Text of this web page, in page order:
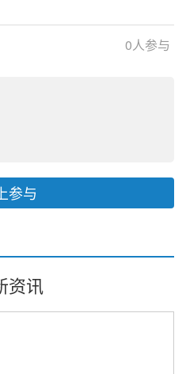
0人参与
参与
资讯